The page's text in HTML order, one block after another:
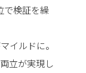
で検証を繰
イルドに。
立が実現し